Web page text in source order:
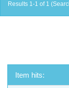
Results 1-1 of 1
Item hits: